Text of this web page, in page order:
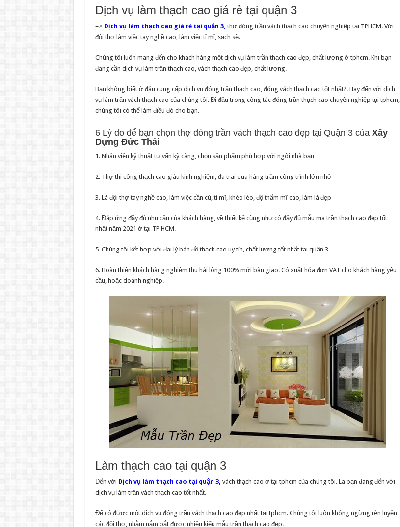
Dịch vụ làm thạch cao giá rẻ tại quận 3
=> Dịch vụ làm thạch cao giá rẻ tại quận 3, thợ đóng trần vách thạch cao chuyên nghiệp tại TPHCM. Với
đội thợ làm việc tay nghề cao, làm việc tỉ mỉ, sạch sẽ.
Chúng tôi luôn mang đến cho khách hàng một dịch vụ làm trần thạch cao đẹp, chất lượng ở tphcm. Khi bạn
đang cần dịch vụ làm trần thạch cao, vách thạch cao đẹp, chất lượng.
Bạn không biết ở đâu cung cấp dịch vụ đóng trần thạch cao, đóng vách thạch cao tốt nhất?. Hãy đến với dịch
vụ làm trần vách thạch cao của chúng tôi. Đi đầu trong công tác đóng trần thạch cao chuyên nghiệp tại tphcm,
chúng tôi có thể làm điều đó cho bạn.
6 Lý do để bạn chọn thợ đóng trần vách thạch cao đẹp tại Quận 3 của Xây
Dựng Đức Thái
1. Nhân viên kỷ thuật tư vấn kỹ càng, chọn sản phẩm phù hợp với ngôi nhà bạn
2. Thợ thi công thạch cao giàu kinh nghiệm, đã trãi qua hàng trăm công trình lớn nhỏ
3. Là đội thợ tay nghề cao, làm việc cần cù, tỉ mĩ, khéo léo, độ thẩm mĩ cao, làm là đẹp
4. Đáp ứng đầy đủ nhu cầu của khách hàng, về thiết kế cũng như có đầy đủ mẫu mã trần thạch cao đẹp tốt
nhất năm 2021 ở tại TP HCM.
5. Chúng tôi kết hợp với đại lý bán đồ thạch cao uy tín, chất lượng tốt nhất tại quận 3.
6. Hoàn thiện khách hàng nghiệm thu hài lòng 100% mới bàn giao. Có xuất hóa đơn VAT cho khách hàng yêu
cầu, hoặc doanh nghiệp.
Làm thạch cao tại quận 3
Đến với Dịch vụ làm thạch cao tại quận 3, vách thạch cao ở tại tphcm của chúng tôi. La bạn đang đến với
dịch vụ làm trần vách thạch cao tốt nhất.
Để có được một dịch vụ đóng trần vách thạch cao đẹp nhất tại tphcm. Chúng tôi luôn không ngừng rèn luyện
các đội thợ, nhằm nắm bắt được nhiều kiểu mẫu trần thạch cao đẹp.